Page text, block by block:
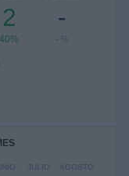
2
40%
-
- %
JULIO AGOSTO